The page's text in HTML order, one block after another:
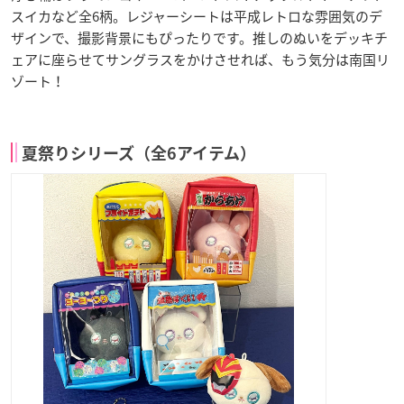
スイカなど全6柄。レジャーシートは平成レトロな雰囲気のデ
ザインで、撮影背景にもぴったりです。推しのぬいをデッキチ
ェアに座らせてサングラスをかけさせれば、もう気分は南国リ
ゾート！
夏祭りシリーズ（全6アイテム）